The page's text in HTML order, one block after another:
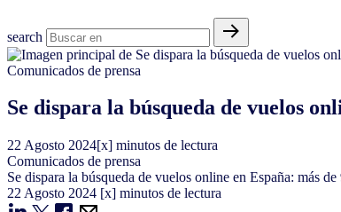
search
Comunicados de prensa
Se dispara la búsqueda de vuelos
22 Agosto 2024[x] minutos de lectura
Comunicados de prensa
Se dispara la búsqueda de vuelos online en España: más
22 Agosto 2024 [x] minutos de lectura